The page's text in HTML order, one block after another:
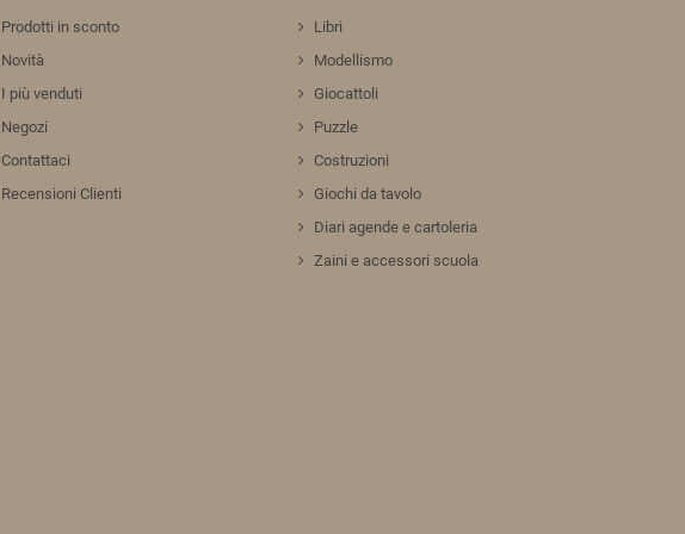
Prodotti in sconto
Novità
I più venduti
Negozi
Contattaci
Recensioni Clienti
Libri
Modellismo
Giocattoli
Puzzle
Costruzioni
Giochi da tavolo
Diari agende e cartoleria
Zaini e accessori scuola